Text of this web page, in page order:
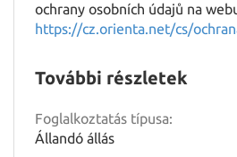
ochrany osobních údajů na
https://cz.orienta.net/cs/
További részletek
Foglalkoztatás típusa:
Állandó állás